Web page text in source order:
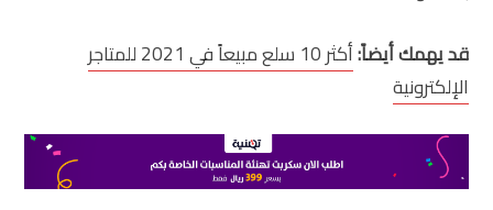
قد يهمك أيضاً:
أكثر 10 سلع مبيعاً في 2021 للمتاجر
الإلكترونية